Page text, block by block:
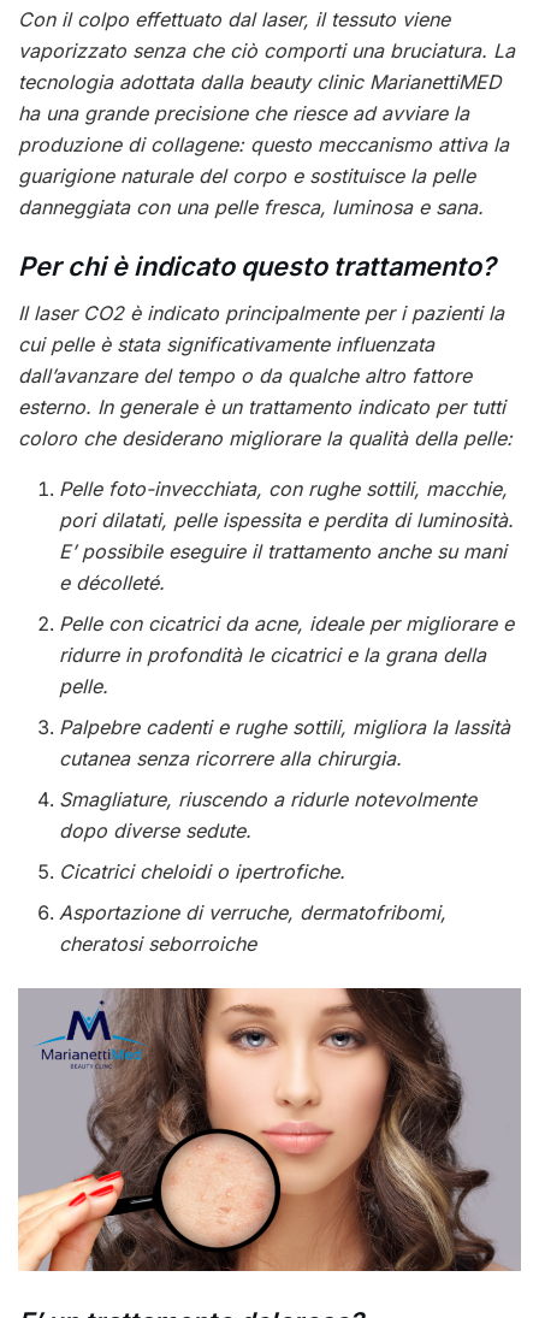
Con il colpo effettuato dal laser, il tessuto viene
vaporizzato senza che ciò comporti una bruciatura. La
tecnologia adottata dalla beauty clinic MarianettiMED
ha una grande precisione che riesce ad avviare la
produzione di collagene: questo meccanismo attiva la
guarigione naturale del corpo e sostituisce la pelle
danneggiata con una pelle fresca, luminosa e sana.
Per chi è indicato questo trattamento?
Il laser CO2 è indicato principalmente per i pazienti la
cui pelle è stata significativamente influenzata
dall’avanzare del tempo o da qualche altro fattore
esterno. In generale è un trattamento indicato per tutti
coloro che desiderano migliorare la qualità della pelle:
Pelle foto-invecchiata, con rughe sottili, macchie,
pori dilatati, pelle ispessita e perdita di luminosità.
E’ possibile eseguire il trattamento anche su mani
e décolleté.
Pelle con cicatrici da acne, ideale per migliorare e
ridurre in profondità le cicatrici e la grana della
pelle.
Palpebre cadenti e rughe sottili, migliora la lassità
cutanea senza ricorrere alla chirurgia.
Smagliature, riuscendo a ridurle notevolmente
dopo diverse sedute.
Cicatrici cheloidi o ipertrofiche.
Asportazione di verruche, dermatofribomi,
cheratosi seborroiche